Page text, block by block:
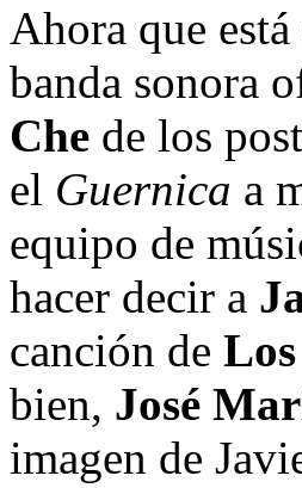
Ahora que
banda sonora
Che de los
el Guernica a
equipo de
hacer decir a
canción de
bien, José
imagen de